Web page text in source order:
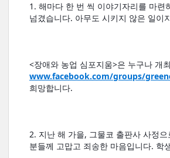
1. 해마다 한 번 씩 이야기자리를 마
넘겼습니다. 아무도 시키지 않은 일이
www.facebook.com/groups/
희망합니다.
2. 지난 해 가을, 그물코 출판사 사정
분들께 고맙고 죄송한 마음입니다. 학